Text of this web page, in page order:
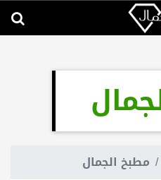
مطبخ الجمال